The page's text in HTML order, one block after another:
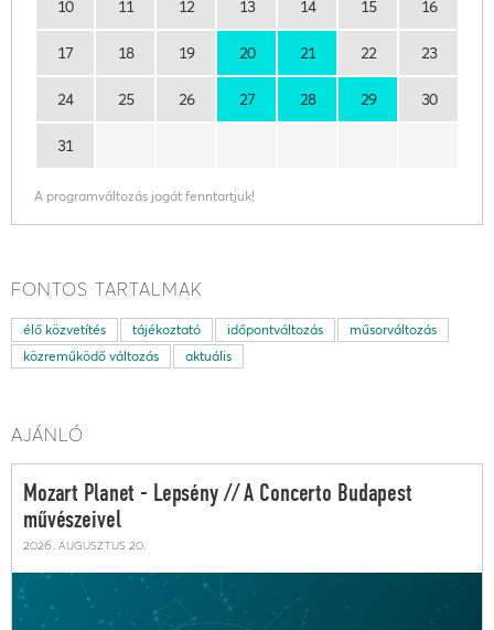
10 11 12 13 14 15 16
17 18 19 20 21 22 23
24 25 26 27 28 29 30
31
A programváltozás jogát fenntartjuk!
FONTOS TARTALMAK
élő közvetítés tájékoztató időpontváltozás
műsorváltozás
közreműködő változás
aktuális
AJÁNLÓ
Mozart Planet - Lepsény // A Concerto Budapest
művészeivel
2026. augusztus 20.